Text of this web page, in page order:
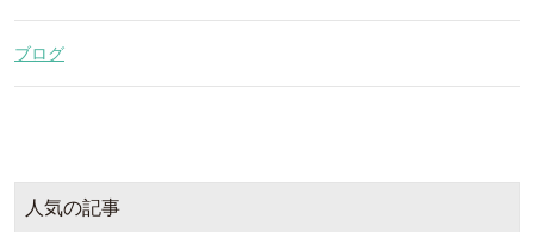
ブログ
人気の記事